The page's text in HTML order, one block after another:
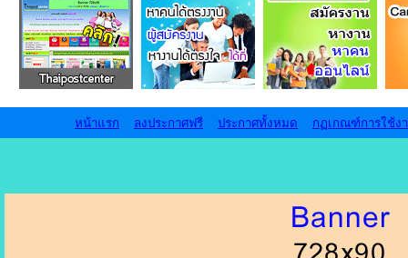
หน้าแรก ลงประกาศฟรี ประกาศทั้งหมด กฏเกณฑ์การใช้ง